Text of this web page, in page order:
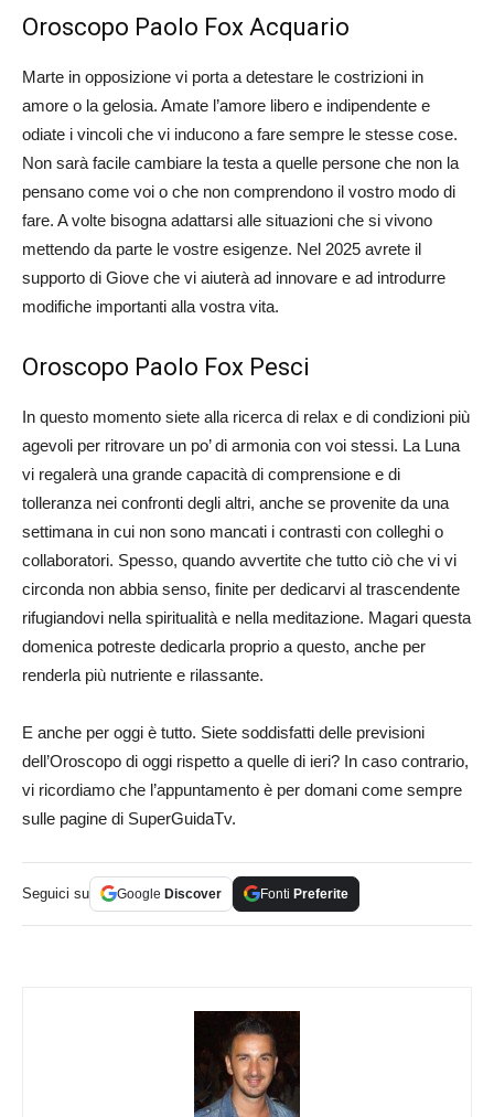
Oroscopo Paolo Fox Acquario
Marte in opposizione vi porta a detestare le costrizioni in
amore o la gelosia. Amate l’amore libero e indipendente e
odiate i vincoli che vi inducono a fare sempre le stesse cose.
Non sarà facile cambiare la testa a quelle persone che non la
pensano come voi o che non comprendono il vostro modo di
fare. A volte bisogna adattarsi alle situazioni che si vivono
mettendo da parte le vostre esigenze. Nel 2025 avrete il
supporto di Giove che vi aiuterà ad innovare e ad introdurre
modifiche importanti alla vostra vita.
Oroscopo Paolo Fox Pesci
In questo momento siete alla ricerca di relax e di condizioni più
agevoli per ritrovare un po’ di armonia con voi stessi. La Luna
vi regalerà una grande capacità di comprensione e di
tolleranza nei confronti degli altri, anche se provenite da una
settimana in cui non sono mancati i contrasti con colleghi o
collaboratori. Spesso, quando avvertite che tutto ciò che vi vi
circonda non abbia senso, finite per dedicarvi al trascendente
rifugiandovi nella spiritualità e nella meditazione. Magari questa
domenica potreste dedicarla proprio a questo, anche per
renderla più nutriente e rilassante.
E anche per oggi è tutto. Siete soddisfatti delle previsioni
dell’Oroscopo di oggi rispetto a quelle di ieri? In caso contrario,
vi ricordiamo che l’appuntamento è per domani come sempre
sulle pagine di SuperGuidaTv.
Seguici su Google Discover Fonti Preferite